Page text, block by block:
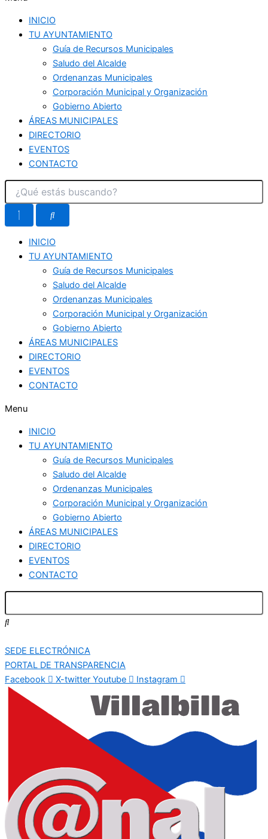
INICIO
TU AYUNTAMIENTO
Guía de Recursos Municipales
Saludo del Alcalde
Ordenanzas Municipales
Corporación Municipal y Organización
Gobierno Abierto
ÁREAS MUNICIPALES
DIRECTORIO
EVENTOS
CONTACTO
INICIO
TU AYUNTAMIENTO
Guía de Recursos Municipales
Saludo del Alcalde
Ordenanzas Municipales
Corporación Municipal y Organización
Gobierno Abierto
ÁREAS MUNICIPALES
DIRECTORIO
EVENTOS
CONTACTO
Menu
INICIO
TU AYUNTAMIENTO
Guía de Recursos Municipales
Saludo del Alcalde
Ordenanzas Municipales
Corporación Municipal y Organización
Gobierno Abierto
ÁREAS MUNICIPALES
DIRECTORIO
EVENTOS
CONTACTO
SEDE ELECTRÓNICA
PORTAL DE TRANSPARENCIA
Facebook
X-twitter Youtube Instagram